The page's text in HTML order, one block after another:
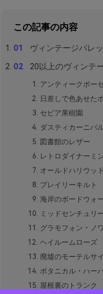
この記事の内容
ヴィンテージパレ
20以上のヴィンテ
アンティークポー
日差しで色あせた
セピア果樹園
ダスティカーニバ
図書館のレザー
レトロダイナーミ
オールドハリウッ
プレイリーキルト
海岸のボードウォ
ミッドセンチュリ
グラモフォン・ノ
ヘイルームローズ
廃墟のモーテルサ
ボタニカル・ハー
屋根裏のトランク